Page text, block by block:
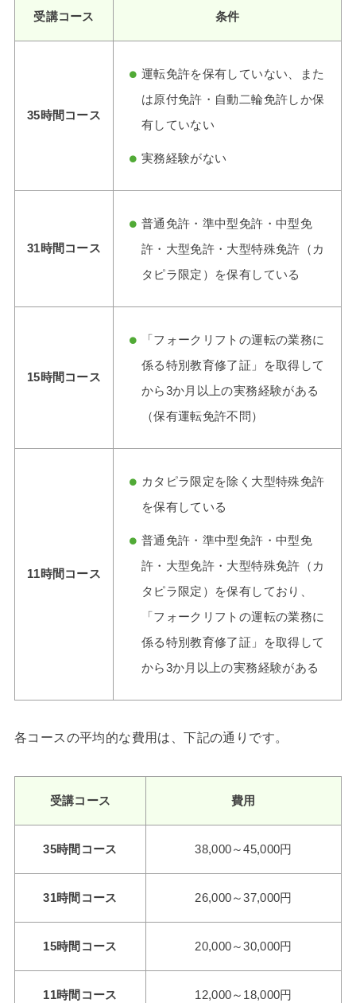
受講コース 条件
35時間コース
運転免許を保有していない、また
は原付免許・自動二輪免許しか保
有していない
実務経験がない
31時間コース
普通免許・準中型免許・中型免
許・大型免許・大型特殊免許（カ
タピラ限定）を保有している
15時間コース
「フォークリフトの運転の業務に
係る特別教育修了証」を取得して
から3か月以上の実務経験がある
（保有運転免許不問）
11時間コース
カタピラ限定を除く大型特殊免許
を保有している
普通免許・準中型免許・中型免
許・大型免許・大型特殊免許（カ
タピラ限定）を保有しており、
「フォークリフトの運転の業務に
係る特別教育修了証」を取得して
から3か月以上の実務経験がある
各コースの平均的な費用は、下記の通りです。
受講コース 費用
35時間コース 38,000～45,000円
31時間コース 26,000～37,000円
15時間コース 20,000～30,000円
11時間コース 12,000～18,000円